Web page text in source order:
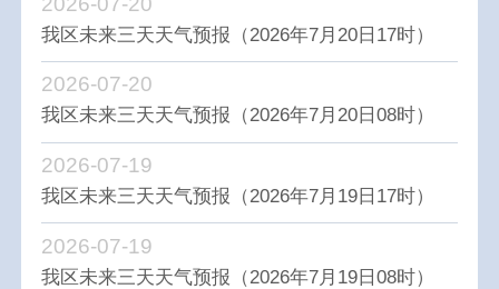
我区未来三天天气预报（2026年7月20日17时）
我区未来三天天气预报（2026年7月20日08时）
2026-07-20
我区未来三天天气预报（2026年7月19日17时）
2026-07-19
我区未来三天天气预报（2026年7月19日08时）
2026-07-19